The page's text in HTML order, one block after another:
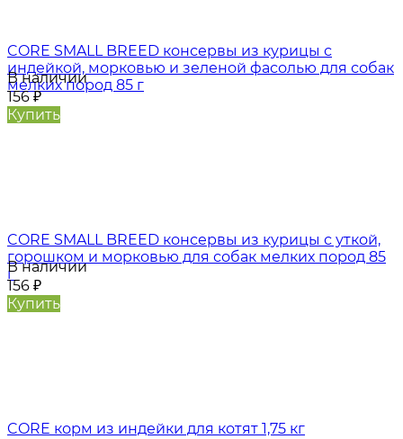
CORE SMALL BREED консервы из курицы с
индейкой, морковью и зеленой фасолью для собак
мелких пород 85 г
В наличии
156₽
Купить
CORE SMALL BREED консервы из курицы с уткой,
горошком и морковью для собак мелких пород 85
г
В наличии
156 ₽
Купить
CORE корм из индейки для котят 1,75 кг